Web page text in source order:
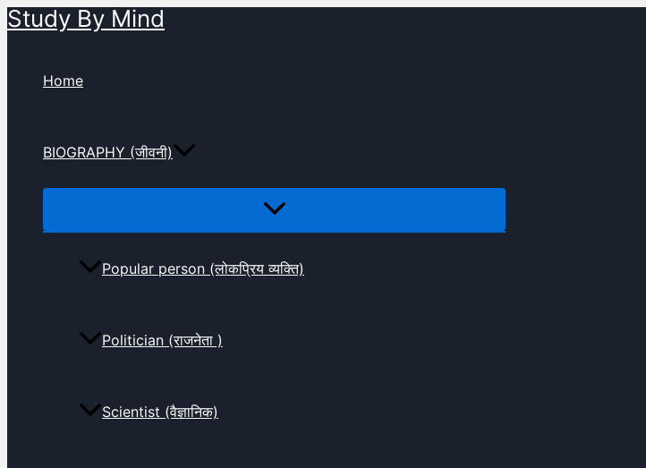
Skip
Study By Mind
Home
BIOGRAPHY (जीवनी)
Popular person (लोकप्रिय व्यक्ति)
Politician (राजनेता )
Scientist (वैज्ञानिक)